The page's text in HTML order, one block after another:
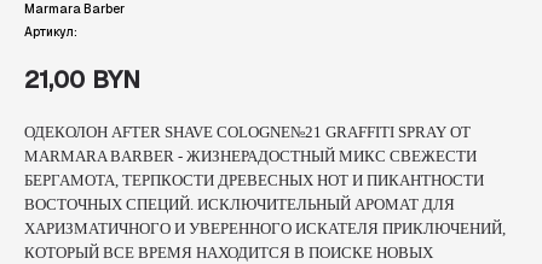
Marmara Barber
Артикул:
21,00 BYN
ОДЕКОЛОН AFTER SHAVE COLOGNE№21 GRAFFITI SPRAY ОТ
MARMARA BARBER - ЖИЗНЕРАДОСТНЫЙ МИКС СВЕЖЕСТИ
БЕРГАМОТА, ТЕРПКОСТИ ДРЕВЕСНЫХ НОТ И ПИКАНТНОСТИ
ВОСТОЧНЫХ СПЕЦИЙ. ИСКЛЮЧИТЕЛЬНЫЙ АРОМАТ ДЛЯ
ХАРИЗМАТИЧНОГО И УВЕРЕННОГО ИСКАТЕЛЯ ПРИКЛЮЧЕНИЙ,
КОТОРЫЙ ВСЕ ВРЕМЯ НАХОДИТСЯ В ПОИСКЕ НОВЫХ